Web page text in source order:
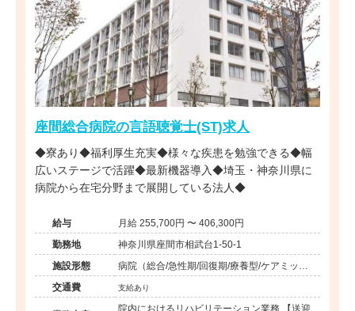
座間総合病院の言語聴覚士(ST)求人
◆寮あり◆福利厚生充実◆様々な疾患を勉強できる◆幅
広いステージで活躍◆最新機器導入◆埼玉・神奈川県に
病院から在宅分野まで展開している法人◆
給与
月給 255,700円 〜 406,300円
勤務地
神奈川県座間市相武台1-50-1
施設形態
病院（総合/急性期/回復期/療養型/ケアミック
ス）
交通費 支給あり
院内におけるリハビリテーション業務 【送迎